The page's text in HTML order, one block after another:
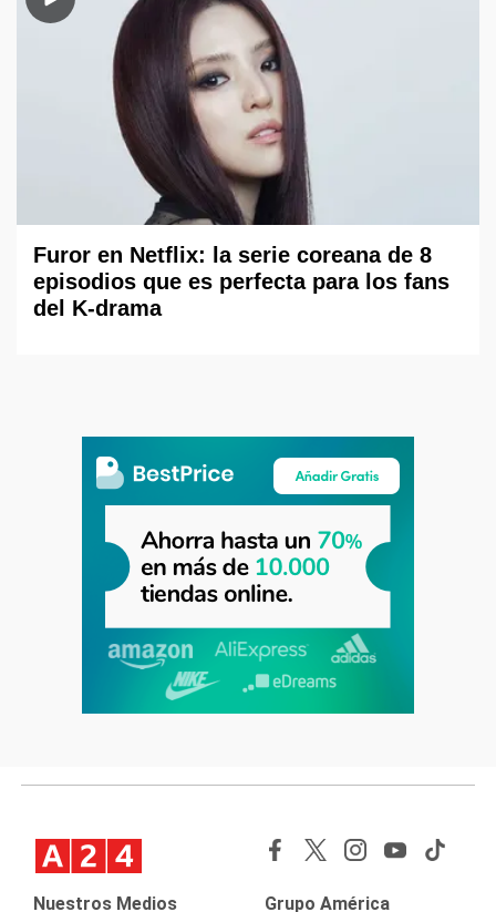
Furor en Netflix: la serie coreana de 8
episodios que es perfecta para los fans
del K-drama
Nuestros Medios Grupo América